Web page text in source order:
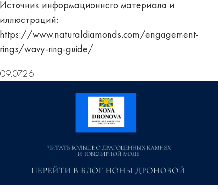
Источник информационного материала и
иллюстраций:
https://www.naturaldiamonds.com/engagement-
rings/wavy-ring-guide/
09.07.26